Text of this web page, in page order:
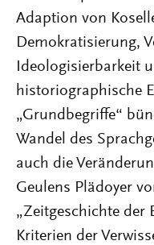
Adaption von
Demokratisierung,
Ideologisierbarkeit
historiographische
„Grundbegriffe“
Wandel des
auch die
Geulens Plädoyer
„Zeitgeschichte der
Kriterien der